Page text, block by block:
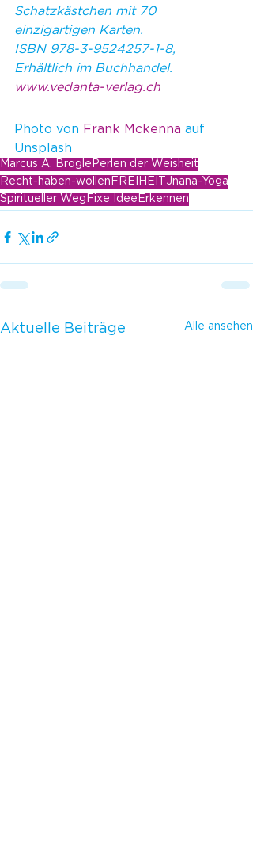
Schatzkästchen mit 70
einzigartigen Karten.
ISBN 978-3-9524257-1-8,
Erhältlich im Buchhandel.
www.vedanta-verlag.ch
Photo von Frank Mckenna auf
Unsplash
Marcus A. Brogle Perlen der Weisheit
Recht-haben-wollen FREIHEIT Jnana-Yoga
Spiritueller Weg Fixe Idee Erkennen
Aktuelle Beiträge Alle ansehen